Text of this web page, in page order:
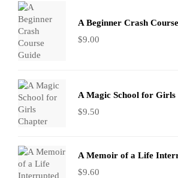
A Beginner Crash
$9.00
A Magic School for Girls
$9.50
A Memoir of a Life
$9.60